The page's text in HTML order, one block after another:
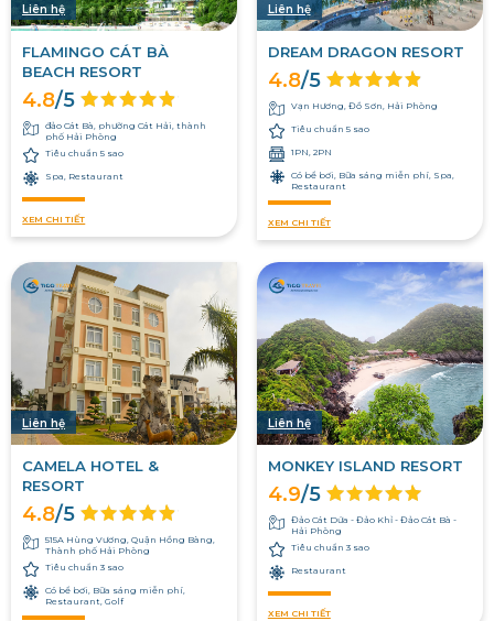
Liên hệ
FLAMINGO CÁT BÀ
BEACH RESORT
4.8/5
đảo Cát Bà, phường Cát Hải, thành
phố Hải Phòng
Tiêu chuẩn 5 sao
Spa, Restaurant
XEM CHI TIẾT
Liên hệ
DREAM DRAGON RESORT
4.8/5
Vạn Hương, Đồ Sơn, Hải Phòng
Tiêu chuẩn 5 sao
1PN, 2PN
Có bể bơi, Bữa sáng miễn phí, Spa,
Restaurant
XEM CHI TIẾT
Liên hệ
CAMELA HOTEL &
RESORT
4.8/5
515A Hùng Vương, Quận Hồng Bàng,
Thành phố Hải Phòng
Tiêu chuẩn 3 sao
Có bể bơi, Bữa sáng miễn phí,
Restaurant, Golf
Liên hệ
MONKEY ISLAND RESORT
4.9/5
Đảo Cát Dứa - Đảo Khỉ - Đảo Cát Bà -
Hải Phòng
Tiêu chuẩn 3 sao
Restaurant
XEM CHI TIẾT